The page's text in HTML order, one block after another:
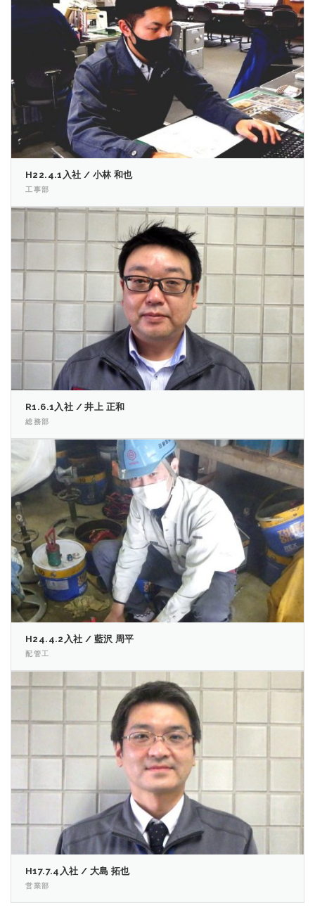
H22.4.1入社 / 小林 和也
工事部
R1.6.1入社 / 井上 正和
総務部
H24.4.2入社 / 藍沢 周平
配管工
H17.7.4入社 / 大島 拓也
営業部